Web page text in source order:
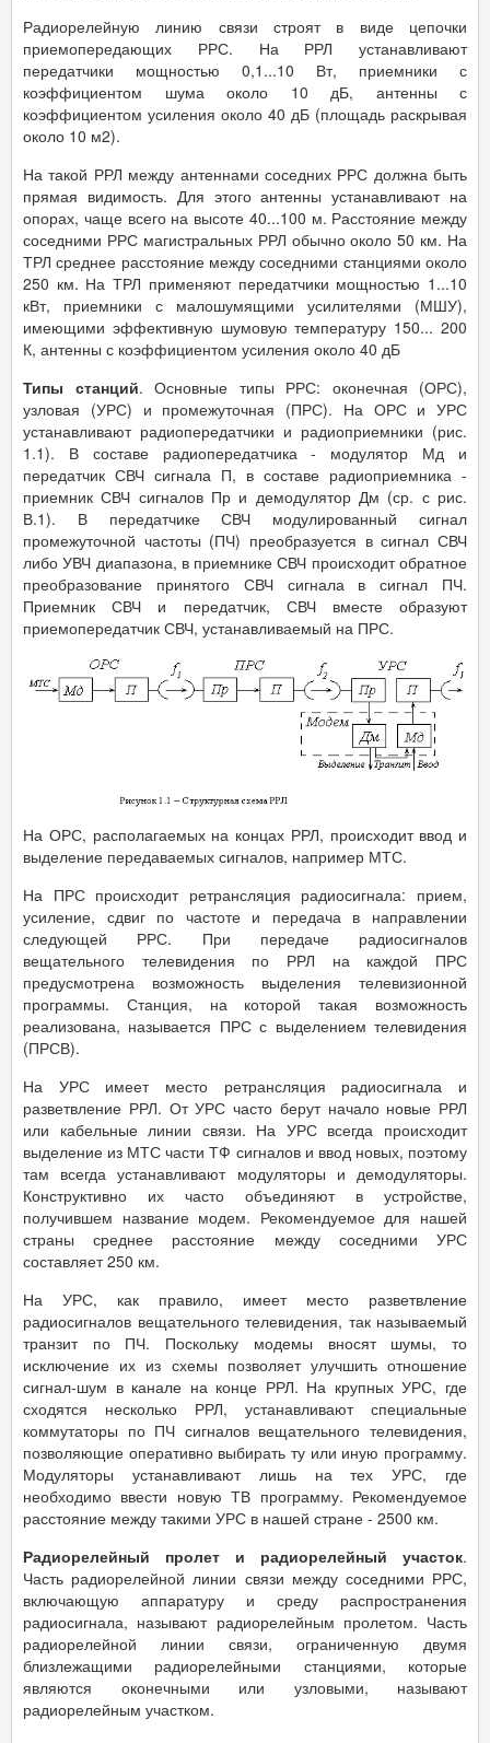
Радиорелейную линию связи строят в виде цепочки
приемопередающих РРС. На РРЛ устанавливают
передатчики мощностью 0,1...10 Вт, приемники с
коэффициентом шума около 10 дБ, антенны с
коэффициентом усиления около 40 дБ (площадь раскрывая
около 10 м2).
На такой РРЛ между антеннами соседних РРС должна быть
прямая видимость. Для этого антенны устанавливают на
опорах, чаще всего на высоте 40...100 м. Расстояние между
соседними РРС магистральных РРЛ обычно около 50 км. На
ТРЛ среднее расстояние между соседними станциями около
250 км. На ТРЛ применяют передатчики мощностью 1...10
кВт, приемники с малошумящими усилителями (МШУ),
имеющими эффективную шумовую температуру 150... 200
К, антенны с коэффициентом усиления около 40 дБ
Типы станций. Основные типы РРС: оконечная (ОРС),
узловая (УРС) и промежуточная (ПРС). На ОРС и УРС
устанавливают радиопередатчики и радиоприемники (рис.
1.1). В составе радиопередатчика - модулятор Мд и
передатчик СВЧ сигнала П, в составе радиоприемника -
приемник СВЧ сигналов Пр и демодулятор Дм (ср. с рис.
В.1). В передатчике СВЧ модулированный сигнал
промежуточной частоты (ПЧ) преобразуется в сигнал СВЧ
либо УВЧ диапазона, в приемнике СВЧ происходит обратное
преобразование принятого СВЧ сигнала в сигнал ПЧ.
Приемник СВЧ и передатчик, СВЧ вместе образуют
приемопередатчик СВЧ, устанавливаемый на ПРС.
На ОРС, располагаемых на концах РРЛ, происходит ввод и
выделение передаваемых сигналов, например МТС.
На ПРС происходит ретрансляция радиосигнала: прием,
усиление, сдвиг по частоте и передача в направлении
следующей РРС. При передаче радиосигналов
вещательного телевидения по РРЛ на каждой ПРС
предусмотрена возможность выделения телевизионной
программы. Станция, на которой такая возможность
реализована, называется ПРС с выделением телевидения
(ПРСВ).
На УРС имеет место ретрансляция радиосигнала и
разветвление РРЛ. От УРС часто берут начало новые РРЛ
или кабельные линии связи. На УРС всегда происходит
выделение из МТС части ТФ сигналов и ввод новых, поэтому
там всегда устанавливают модуляторы и демодуляторы.
Конструктивно их часто объединяют в устройстве,
получившем название модем. Рекомендуемое для нашей
страны среднее расстояние между соседними УРС
составляет 250 км.
На УРС, как правило, имеет место разветвление
радиосигналов вещательного телевидения, так называемый
транзит по ПЧ. Поскольку модемы вносят шумы, то
исключение их из схемы позволяет улучшить отношение
сигнал-шум в канале на конце РРЛ. На крупных УРС, где
сходятся несколько РРЛ, устанавливают специальные
коммутаторы по ПЧ сигналов вещательного телевидения,
позволяющие оперативно выбирать ту или иную программу.
Модуляторы устанавливают лишь на тех УРС, где
необходимо ввести новую ТВ программу. Рекомендуемое
расстояние между такими УРС в нашей стране - 2500 км.
Радиорелейный пролет и радиорелейный участок.
Часть радиорелейной линии связи между соседними РРС,
включающую аппаратуру и среду распространения
радиосигнала, называют радиорелейным пролетом. Часть
радиорелейной линии связи, ограниченную двумя
близлежащими радиорелейными станциями, которые
являются оконечными или узловыми, называют
радиорелейным участком.